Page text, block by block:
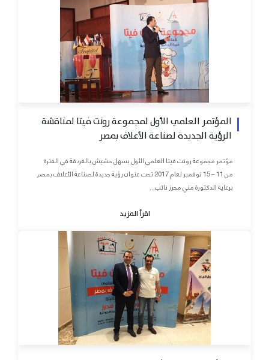
المؤتمر العلمي الأول لمجموعة رونت فيتا لمناقشة
الرؤية الجديدة لصناعة الأعلاف بمصر
مؤتمر مجموعة رونت فيتا العلمي الأول بسهل حشيش بالغردقة في الفترة
من 11 – 15 نوفمبر لعام 2017 تحت عنوان رؤية جديدة لصناعة الأعلاف بمصر
برعاية الدكتورة مني محرز نائب...
اقرأ المزيد